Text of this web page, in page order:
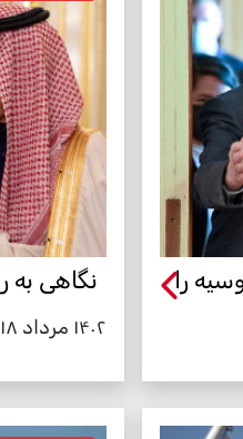
را
نگاهی به
۱۴۰۲ مرداد ۱۸